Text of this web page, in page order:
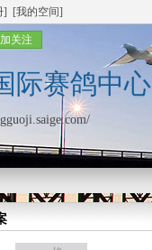
] [我的空间]
加关注
际赛鸽中心